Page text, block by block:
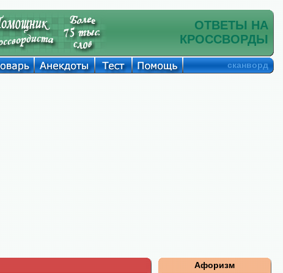
ОТВЕТЫ НА
КРОССВОРДЫ
сканворд
Афоризм